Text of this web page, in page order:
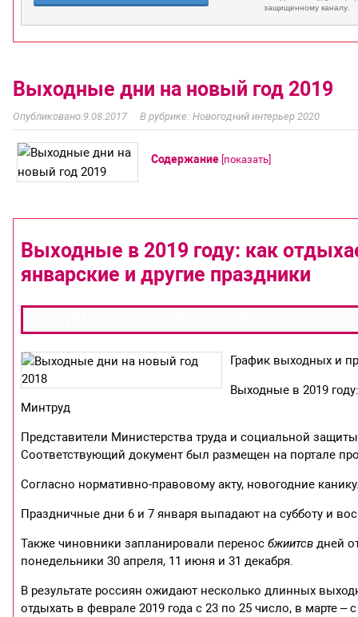
Выходные дни на новый год 2019
9.08.2017 Новогодний интерьер 2020
Содержание показать
Выходные в 2019 году: как
январские и другие праздники
График выходных и
Выходные в 2019
Минтруд
Представители Министерства труда и социальной
Соответствующий документ был размещен на портале
Согласно нормативно-правовому акту, новогодние
Праздничные дни 6 и 7 января выпадают на субботу и
Также чиновники запланировали переносбжиитсв дней
понедельники 30 апреля, 11 июня и 31 декабря.
В результате россиян ожидают несколько длинных
отдыхать в феврале 2019 года с 23 по 25 число, в марте